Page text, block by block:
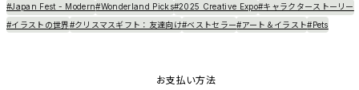
#Japan Fest - Modern#Wonderland Picks#2025 Creative Expo#キャラクターストーリー
#イラストの世界#クリスマスギフト：友達向け#ベストセラー#アート＆イラスト#Pets
お支払い方法